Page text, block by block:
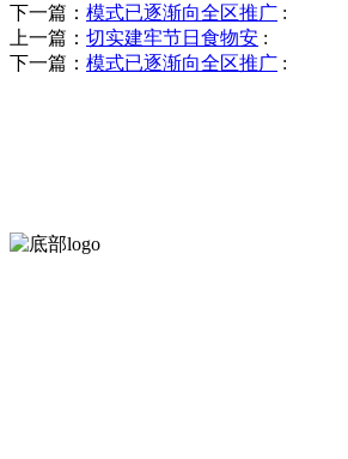
下一篇： 模式已逐渐向全区推广 :
上一篇： 切实建牢节日食物安 :
下一篇： 模式已逐渐向全区推广 :